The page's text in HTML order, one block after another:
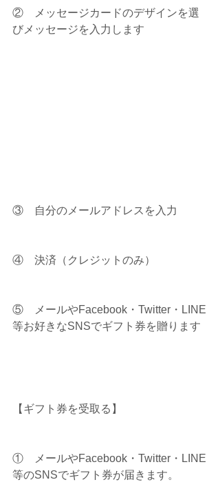
②    メッセージカードのデザインを選
びメッセージを入力します
③    自分のメールアドレスを入力
④    決済（クレジットのみ）
⑤    メールやFacebook・Twitter・LINE
等お好きなSNSでギフト券を贈ります
【ギフト券を受取る】
①    メールやFacebook・Twitter・LINE
等のSNSでギフト券が届きます。